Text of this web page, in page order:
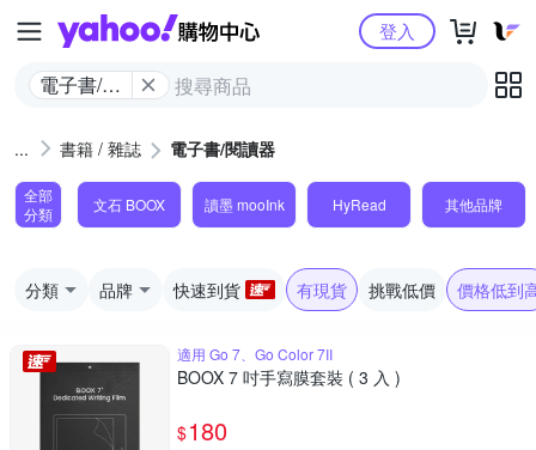
Yahoo購物中心
電子書/閱
登入
書籍 / 雜誌 電子書/閱讀器
全部
分類
文石 BOOX 讀墨 mooInk HyRead 其他品牌
分類 品牌 快速到貨 有現貨 挑戰低價 價格低到
適用 Go 7、Go Color 7II
BOOX 7 吋手寫膜套裝 ( 3 入 )
$180